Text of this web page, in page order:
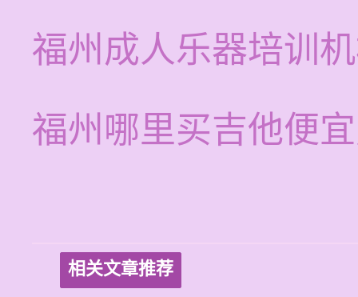
福州成人乐器培训
福州哪里买吉他便
相关文章推荐